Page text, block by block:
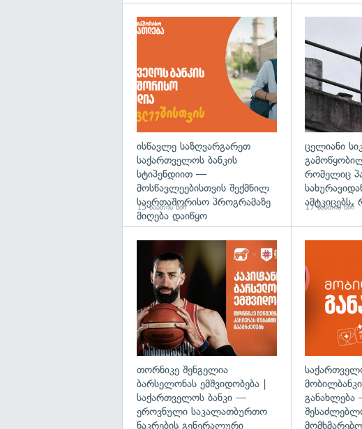
ისწავლე საზღვარგარეთ
საქართველოს ბანკის
სტიპენდიით —
მოსწავლეებისთვის შექმნილ
საერთაშორისო პროგრამაზე
მიღება დაიწყო
15 საათის წინ
ცელიანი
რომელიც
ამტკიცებს,
17 საათის წინ
თორნიკე შენგელია
ბარსელონას ემშვიდობება |
საქართველოს ბანკი —
ეროვნული საკალათბურთო
ნაკრების გენერალური